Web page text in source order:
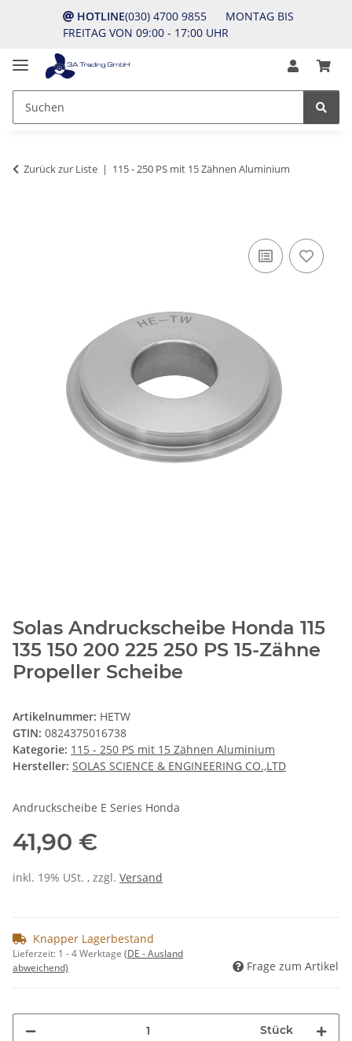
HOTLINE(030) 4700 9855 MONTAG BIS
FREITAG VON 09:00 - 17:00 UHR
Zurück zur Liste 115 - 250 PS mit 15 Zähnen Aluminium
Solas Andruckscheibe Honda 115
135 150 200 225 250 PS 15-Zähne
Propeller Scheibe
Artikelnummer: HETW
GTIN: 0824375016738
Kategorie: 115 - 250 PS mit 15 Zähnen Aluminium
Hersteller: SOLAS SCIENCE & ENGINEERING CO.,LTD
Andruckscheibe E Series Honda
41,90 €
inkl. 19% USt. , zzgl. Versand
Knapper Lagerbestand
Lieferzeit: 1 - 4 Werktage (DE - Ausland
abweichend)
Frage zum Artikel
Stück